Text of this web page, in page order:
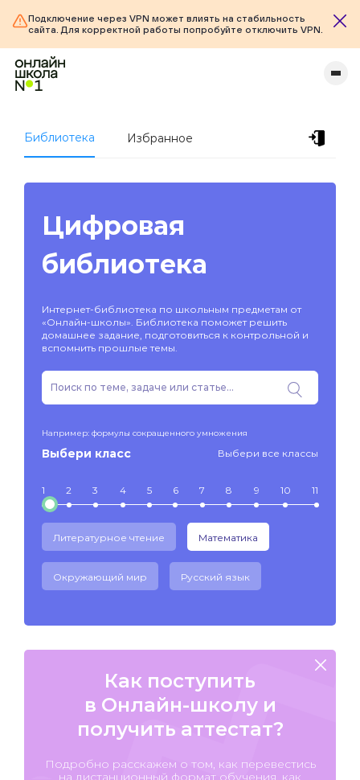
Подключение через VPN может влиять на стабильность
сайта. Для корректной работы попробуйте отключить VPN.
Библиотека Избранное
Цифровая
библиотека
Интернет-библиотека по школьным предметам от
«Онлайн-школы». Библиотека поможет решить
домашнее задание, подготовиться к контрольной и
вспомнить прошлые темы.
Например: формулы сокращенного умножения
Выбери класс Выбери все классы
1 2 3 4 5 6 7 8 9 10 11
Литературное чтение Математика
Окружающий мир Русский язык
Как поступить
в Онлайн-школу и
получить аттестат?
Подробно расскажем о том, как перевестись
на дистанционный формат обучения, как